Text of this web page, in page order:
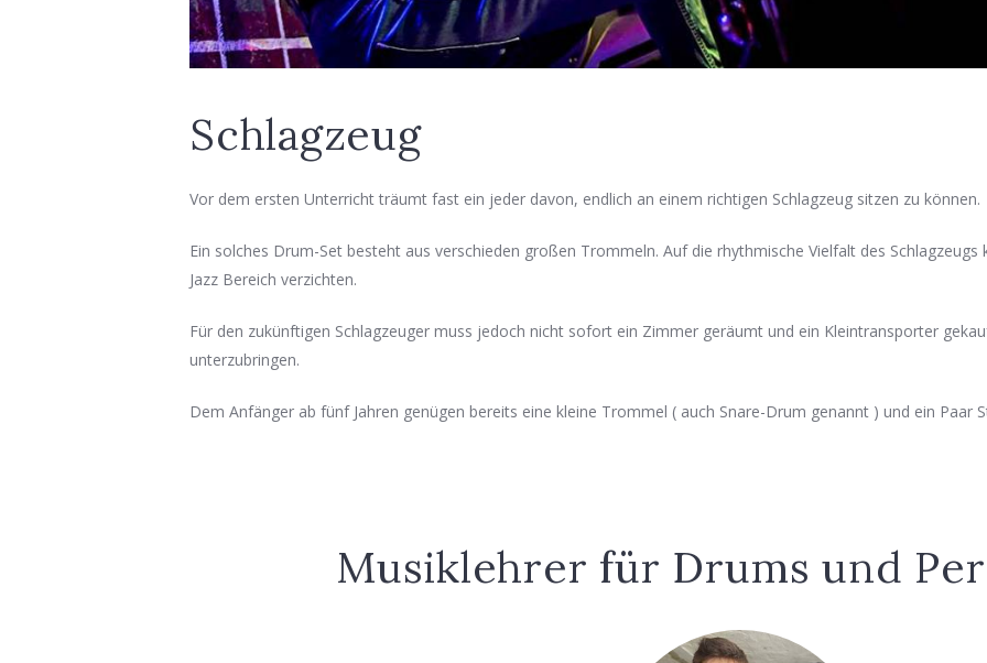
Schlagzeug
Vor dem ersten Unterricht träumt fast ein jeder davon, endlich an einem richtigen Schlagzeug sitzen zu können.
Ein solches Drum-Set besteht aus verschieden großen Trommeln. Auf die rhythmische Vielfalt des
Jazz Bereich verzichten.
Für den zukünftigen Schlagzeuger muss jedoch nicht sofort ein Zimmer geräumt und ein Kleintransporter
unterzubringen.
Dem Anfänger ab fünf Jahren genügen bereits eine kleine Trommel ( auch Snare-Drum genannt ) und ein Paar
Musiklehrer für Drums und